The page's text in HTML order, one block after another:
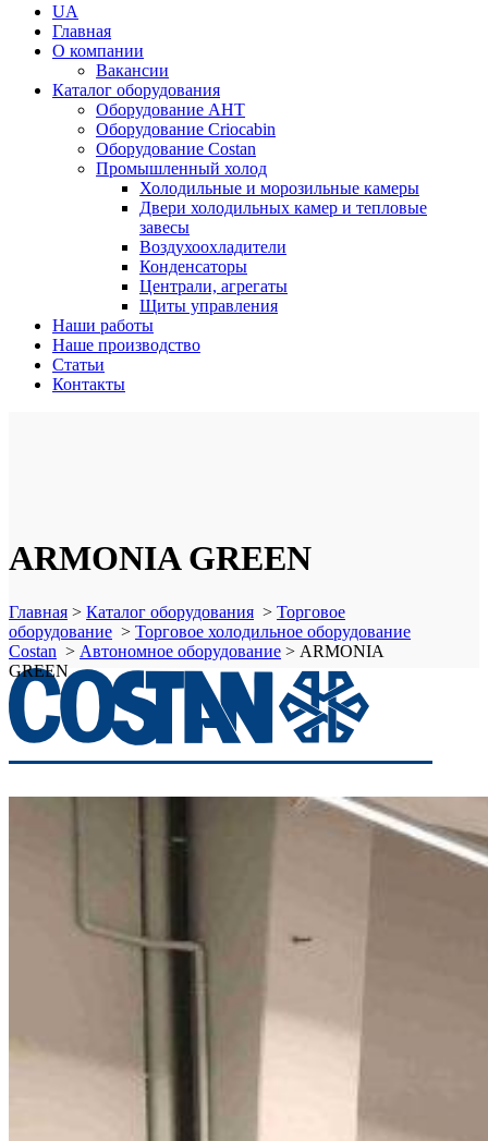
UA
Главная
О компании
Вакансии
Каталог оборудования
Оборудование AHT
Оборудование Criocabin
Оборудование Costan
Промышленный холод
Холодильные и морозильные камеры
Двери холодильных камер и тепловые
завесы
Воздухоохладители
Конденсаторы
Централи, агрегаты
Щиты управления
Наши работы
Наше производство
Статьи
Контакты
ARMONIA GREEN
Главная > Каталог оборудования > Торговое
оборудование > Торговое холодильное оборудование
Costan > Автономное оборудование > ARMONIA
GREEN